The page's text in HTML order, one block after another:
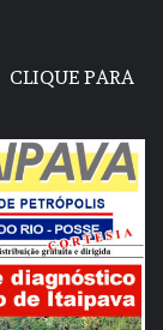
CLIQUE PARA